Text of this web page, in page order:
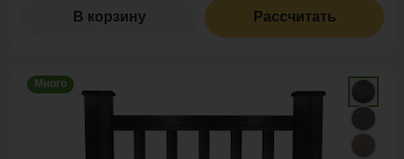
В корзину Рассчитать
Много